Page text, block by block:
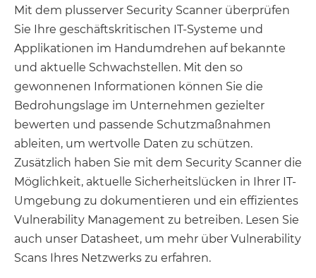
Mit dem plusserver Security Scanner überprüfen
Sie Ihre geschäftskritischen IT-Systeme und
Applikationen im Handumdrehen auf bekannte
und aktuelle Schwachstellen. Mit den so
gewonnenen Informationen können Sie die
Bedrohungslage im Unternehmen gezielter
bewerten und passende Schutzmaßnahmen
ableiten, um wertvolle Daten zu schützen.
Zusätzlich haben Sie mit dem Security Scanner die
Möglichkeit, aktuelle Sicherheitslücken in Ihrer IT-
Umgebung zu dokumentieren und ein effizientes
Vulnerability Management zu betreiben. Lesen Sie
auch unser Datasheet, um mehr über Vulnerability
Scans Ihres Netzwerks zu erfahren.